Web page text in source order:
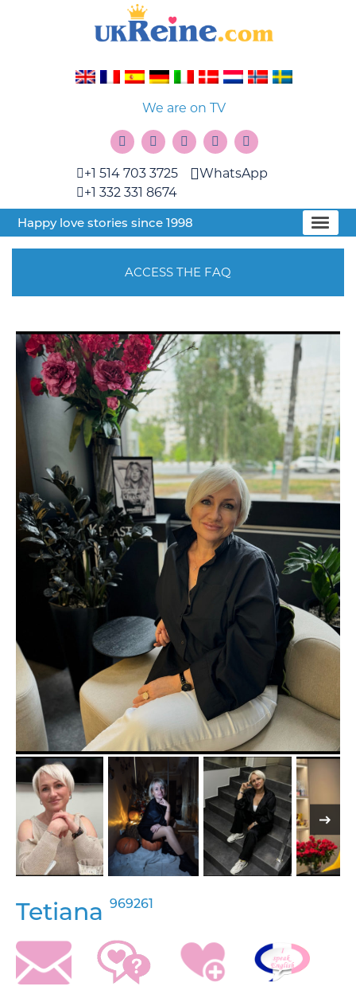
We are on TV
+1 514 703 3725
+1 332 331 8674
WhatsApp
Happy love stories since 1998
ACCESS THE FAQ
Tetiana 969261